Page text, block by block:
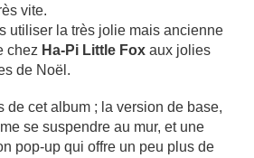
vite.
utiliser la très jolie mais ancienne
chez Ha-Pi Little Fox aux jolies
de Noël.
de cet album ; la version de base,
se suspendre au mur, et une
pop-up qui offre un peu plus de